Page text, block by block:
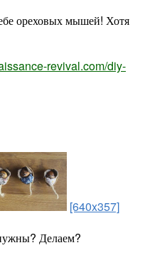
ореховых мышей! Хотя
revival.com/diy-
[640x357]
Делаем?